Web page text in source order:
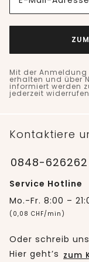
Mit der
erhalten und über
informiert werden
jederzeit
Kontaktiere
0848-626262
Service Hotline
Mo.-Fr. 8:00 –
(0,08 CHF/min)
Oder schreib
Hier geht’s zum